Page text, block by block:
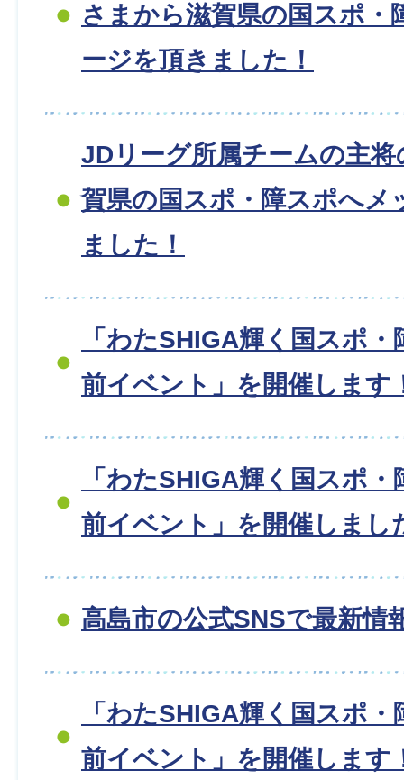
さまから滋賀県の国スポ・
ージを頂きました！
JDリーグ所属チームの主
賀県の国スポ・障スポへメ
ました！
「わたSHIGA輝く国スポ
前イベント」を開催します
「わたSHIGA輝く国スポ
前イベント」を開催しまし
高島市の公式SNSで最新情
「わたSHIGA輝く国スポ
前イベント」を開催します